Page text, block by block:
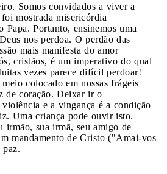
Somos convidados a viver a
mostrada misericórdia
Papa. Portanto, ensinemos uma
nos perdoa. O perdão das
mais manifesta do amor
cristãos, é um imperativo do qual
vezes parece difícil perdoar!
colocado em nossas frágeis
de coração. Deixar ir o
e a vingança é a condição
Uma criança pode ouvir isto.
irmão, sua irmã, seu amigo de
mandamento de Cristo ("Amai-vos
paz.